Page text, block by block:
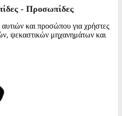
- Προσωπίδες
και προσώπου για χρήστες
ψεκαστικών μηχανημάτων και